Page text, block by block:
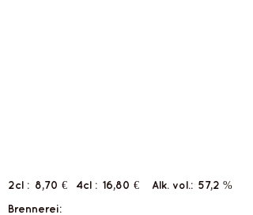
2cl : 8,70 € 4cl : Alk. vol.: 57,2 %
16,80 €
Brennerei: